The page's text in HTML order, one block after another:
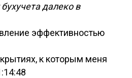
далеко в
эффективностью
к которым меня